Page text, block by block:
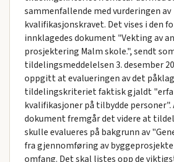
sammenfallende med vurderingen av
kvalifikasjonskravet. Det vises i den
innklagedes dokument "Vekting av
prosjektering Malm skole.", sendt
tildelingsmeddelelsen 3. desember
oppgitt at evalueringen av det
tildelingskriteriet faktisk gjaldt
kvalifikasjoner på tilbydde personer".
dokument fremgår det videre at
skulle evalueres på bakgrunn av
fra gjennomføring av
omfang. Det skal listes opp de